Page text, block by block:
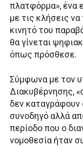
πλατφόρμα», ένα
με τις κλήσεις
κινητό του
θα γίνεται
όπως πρόσθεσε.
Σύμφωνα με τον
Διακυβέρνησης,
δεν καταγράφουν
συνοδηγό αλλά
περίοδο που ο
νομοθεσία ήταν